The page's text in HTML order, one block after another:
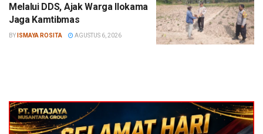
Melalui DDS, Ajak Warga Ilokama
Jaga Kamtibmas
BY ISMAYA ROSITA AGUSTUS 6, 2026